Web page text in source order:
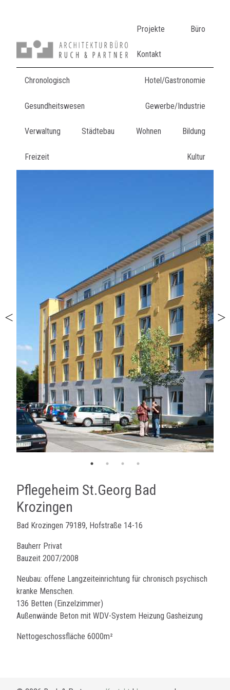
Projekte Büro
Kontakt
Chronologisch Hotel/Gastronomie
Gesundheitswesen Gewerbe/Industrie
Verwaltung Städtebau Wohnen Bildung
Freizeit Kultur
Pflegeheim St.Georg Bad
Krozingen
Bad Krozingen 79189, Hofstraße 14-16
Bauherr Privat
Bauzeit 2007/2008
Neubau: offene Langzeiteinrichtung für chronisch psychisch
kranke Menschen.
136 Betten (Einzelzimmer)
Außenwände Beton mit WDV-System Heizung Gasheizung
Nettogeschossfläche 6000m²